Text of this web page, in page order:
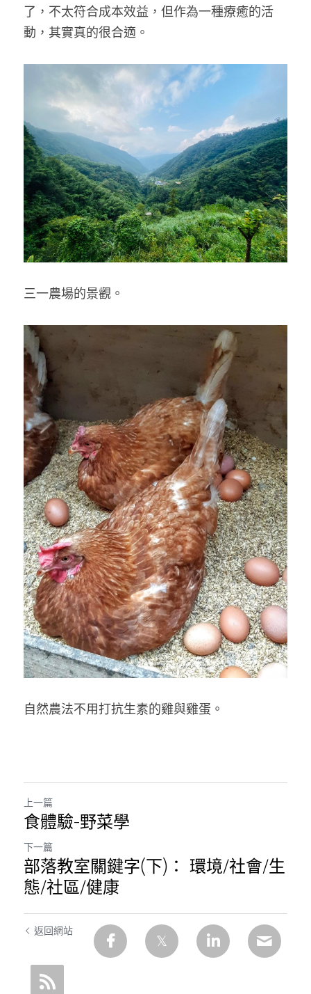
了，不太符合成本效益，但作為一種療癒的活
動，其實真的很合適。
三一農場的景觀。
自然農法不用打抗生素的雞與雞蛋。
上一篇
食體驗-野菜學
下一篇
部落教室關鍵字(下)： 環境/社會/生
態/社區/健康
返回網站